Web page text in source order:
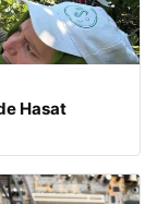
Hasat